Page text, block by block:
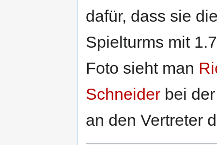
dafür, dass sie
Spielturms mit
Foto sieht man
Schneider bei
an den Vertreter